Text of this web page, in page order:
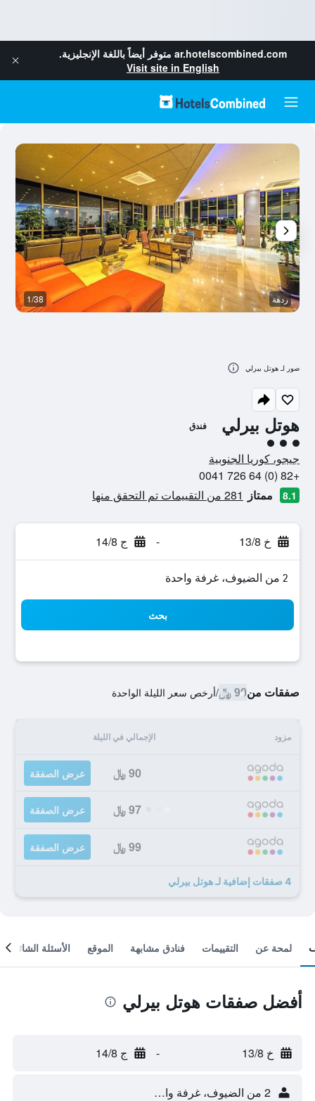
ar.hotelscombined.com متوفر أيضاً باللغة الإنجليزية.
Visit site in English
هوتل بيرلي فندق
تقييم فئة 3
جيجو، كوريا الجنوبية
+82 (0) 64 726 0041
8.1 ممتاز 281 من التقييمات تم التحقق منها
خ 13/8 - ج 14/8
2 من الضيوف، غرفة واحدة
بحث
صفقات من90 ﷼ /أرخص سعر الليلة الواحدة
مزود الإجمالي في الليلة
90 ﷼ عرض الصفقة
97 ﷼ عرض الصفقة
99 ﷼ عرض الصفقة
4 صفقات إضافية لـ هوتل بيرلي
ردهة 1/38
صور لـ هوتل بيرلي
لمحة عن التقييمات فنادق مشابهة الموقع الأسئلة الشائعة
أفضل صفقات هوتل بيرلي
خ 13/8 - ج 14/8
2 من الضيوف، غرفة واحدة